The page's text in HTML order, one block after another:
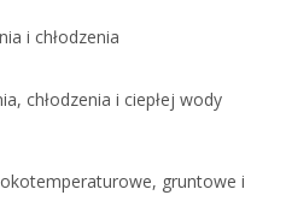
i chłodzenia
chłodzenia i ciepłej wody
gruntowe i